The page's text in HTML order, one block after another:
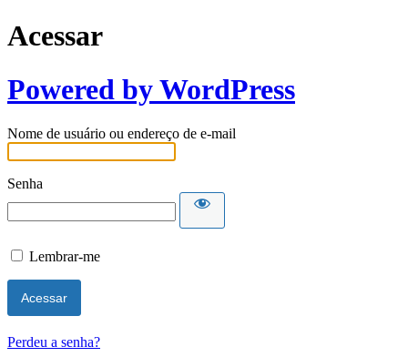
Acessar
Powered by WordPress
Nome de usuário ou endereço de e-mail
Senha
Lembrar-me
Perdeu a senha?